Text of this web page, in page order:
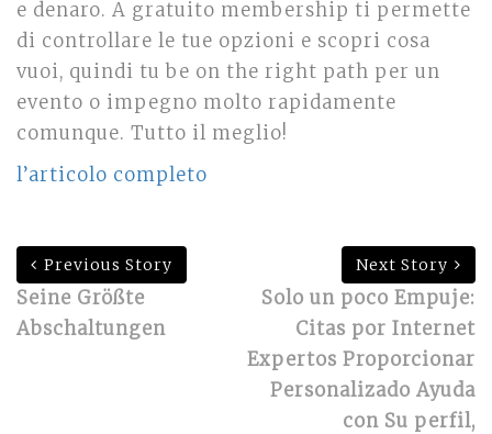
e denaro. A gratuito membership ti permette
di controllare le tue opzioni e scopri cosa
vuoi, quindi tu be on the right path per un
evento o impegno molto rapidamente
comunque. Tutto il meglio!
l’articolo completo
Previous Story
Seine Größte
Abschaltungen
Next Story
Solo un poco Empuje:
Citas por Internet
Expertos Proporcionar
Personalizado Ayuda
con Su perfil,